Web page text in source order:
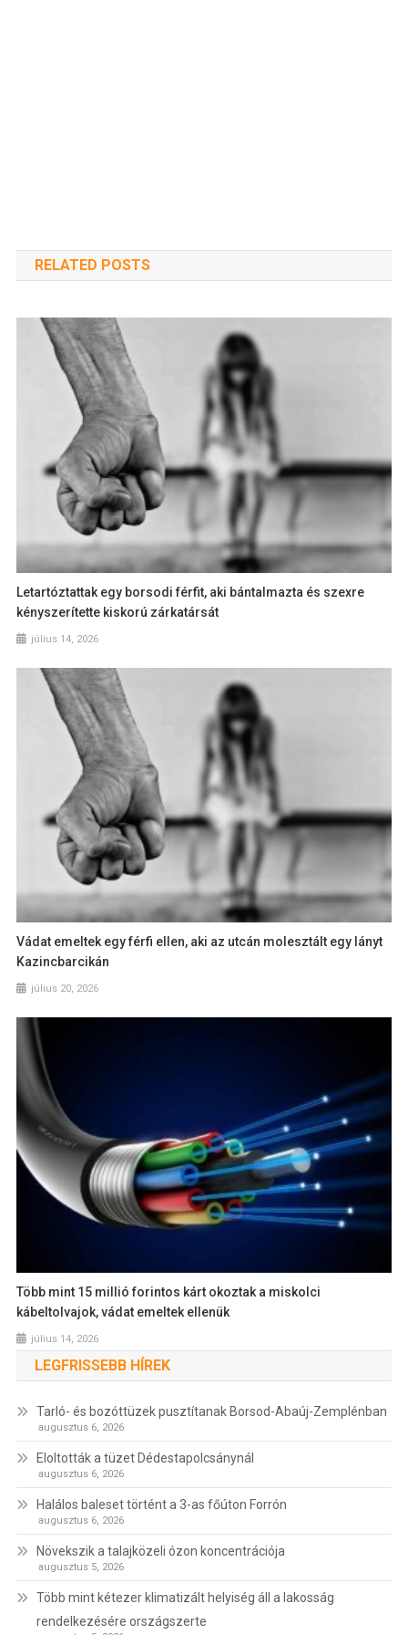
RELATED POSTS
Letartóztattak egy borsodi férfit, aki bántalmazta és szexre
kényszerítette kiskorú zárkatársát
július 14, 2026
Vádat emeltek egy férfi ellen, aki az utcán molesztált egy lányt
Kazincbarcikán
július 20, 2026
Több mint 15 millió forintos kárt okoztak a miskolci
kábeltolvajok, vádat emeltek ellenük
július 14, 2026
LEGFRISSEBB HÍREK
Tarló- és bozóttüzek pusztítanak Borsod-Abaúj-Zemplénban
augusztus 6, 2026
Eloltották a tüzet Dédestapolcsánynál
augusztus 6, 2026
Halálos baleset történt a 3-as főúton Forrón
augusztus 6, 2026
Növekszik a talajközeli ózon koncentrációja
augusztus 5, 2026
Több mint kétezer klimatizált helyiség áll a lakosság
rendelkezésére országszerte